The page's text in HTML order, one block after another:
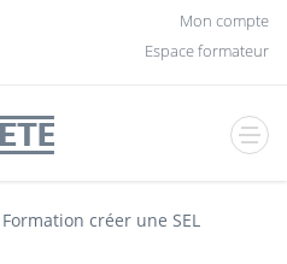
Mon compte
Espace formateur
Formation créer une SEL